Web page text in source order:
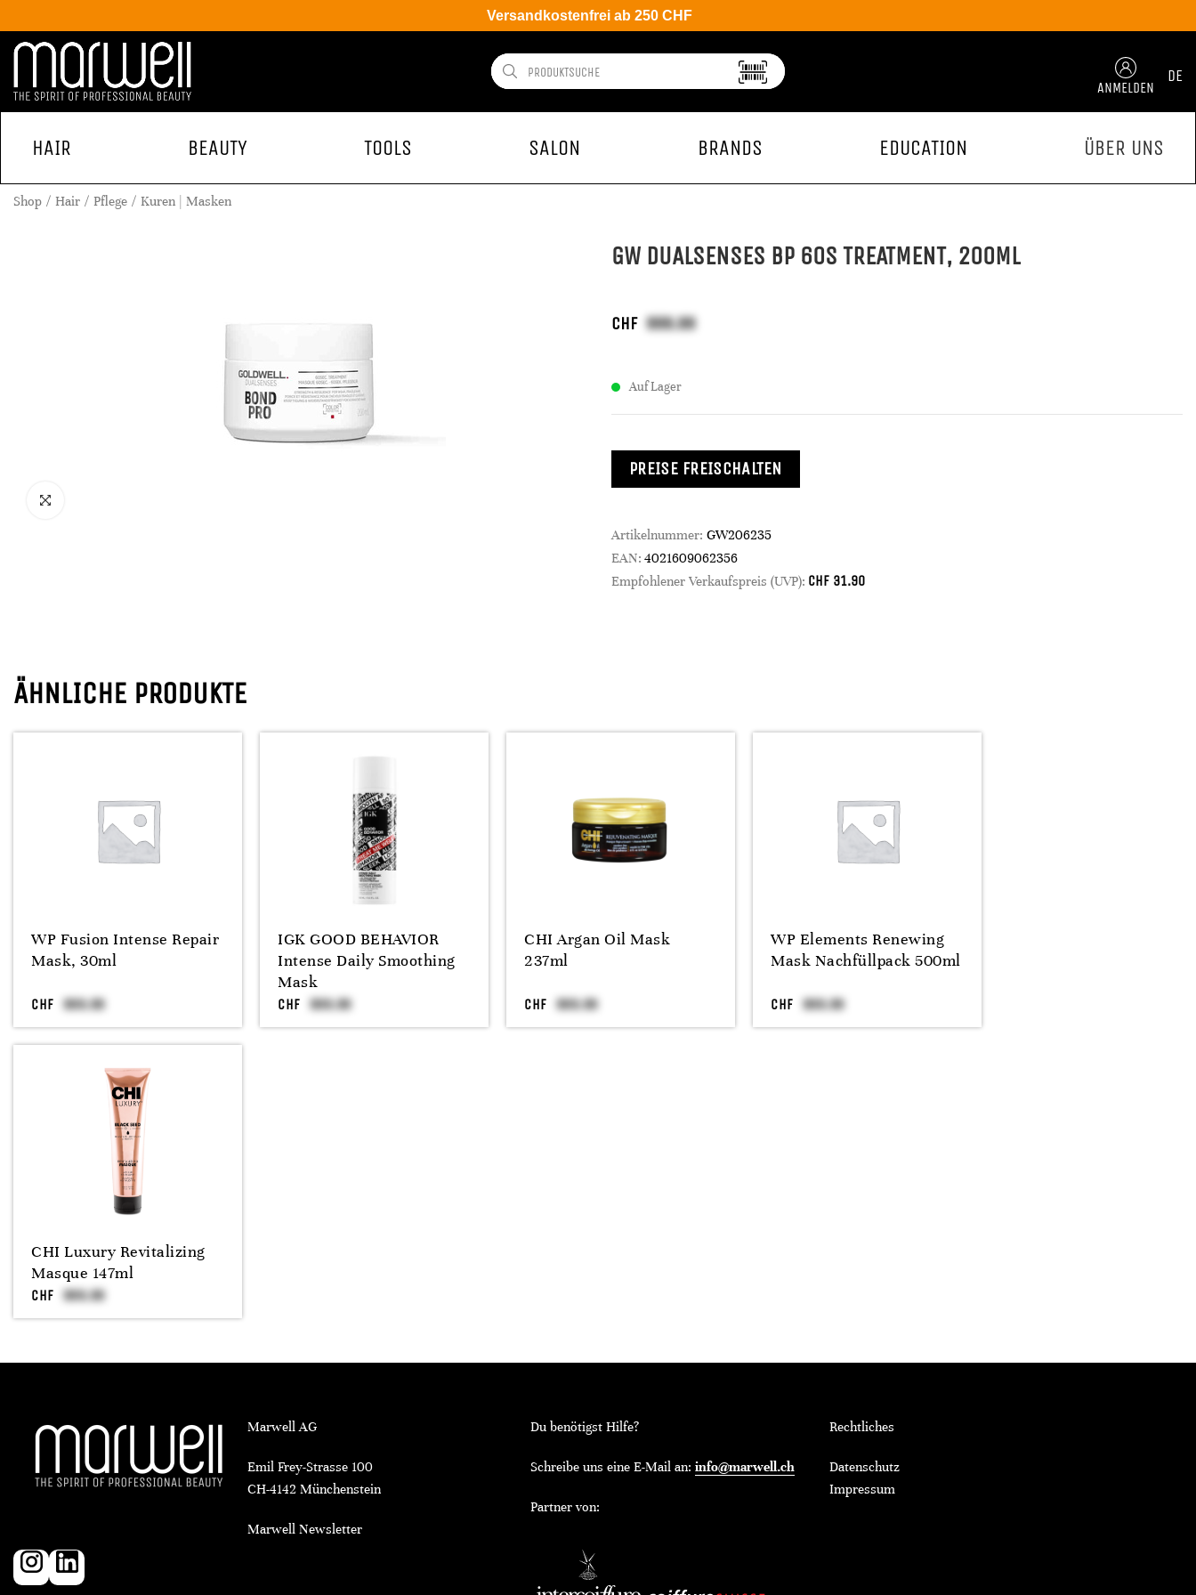
Versandkostenfrei ab 250 CHF
ANMELDEN
DE
HAIR BEAUTY TOOLS SALON BRANDS EDUCATION ÜBER UNS
Shop Hair Pflege Kuren | Masken
GW DUALSENSES BP 60S TREATMENT, 200ML
CHF
Auf Lager
PREISE FREISCHALTEN
Artikelnummer: GW206235
EAN: 4021609062356
Empfohlener Verkaufspreis (UVP): CHF 31.90
ÄHNLICHE PRODUKTE
WP Fusion Intense Repair
Mask, 30ml
CHF
IGK GOOD BEHAVIOR
Intense Daily Smoothing
Mask
CHF
CHI Argan Oil Mask
237ml
CHF
WP Elements Renewing
Mask Nachfüllpack 500ml
CHF
CHI Luxury Revitalizing
Masque 147ml
CHF
Marwell AG
Emil Frey-Strasse 100
CH-4142 Münchenstein
Marwell Newsletter
Du benötigst Hilfe?
Schreibe uns eine E-Mail an: info@marwell.ch
Partner von:
Rechtliches
Datenschutz
Impressum